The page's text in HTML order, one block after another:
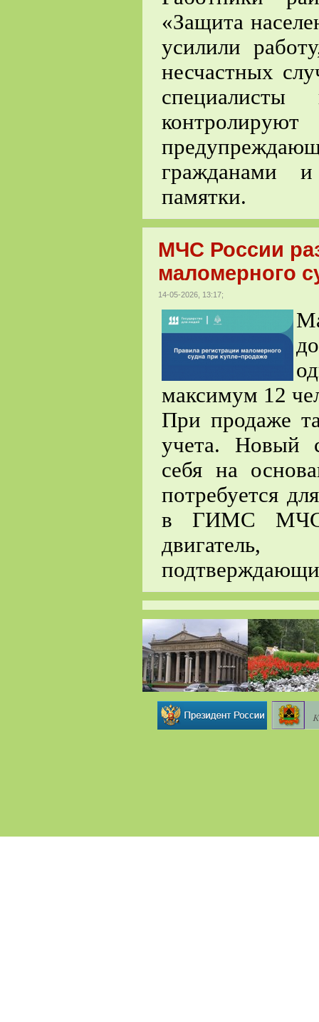
«Защита
усилили
несчастных
гражданами
памятки.
МЧС России
маломерного
14-05-2026, 13:17;
максимум 12
При продаже
учета. Новый
себя на
потребуется
в ГИМС МЧС